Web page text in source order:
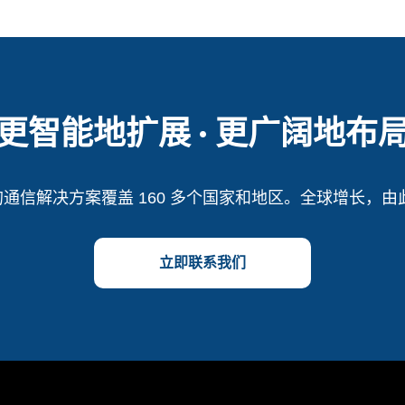
智能地扩展 · 更广阔地布
信解决方案覆盖 160 多个国家和地区。全球增长，由
立即联系我们